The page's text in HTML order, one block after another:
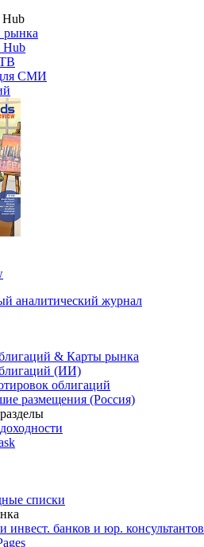
Hub
рынка
Hub
СМИ
аналитический журнал
& Карты рынка
(ИИ)
облигаций
размещения (Россия)
списки
инвест. банков и юр. консультантов